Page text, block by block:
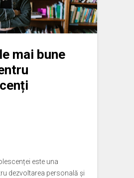
mai bune
este una
dezvoltarea personală și